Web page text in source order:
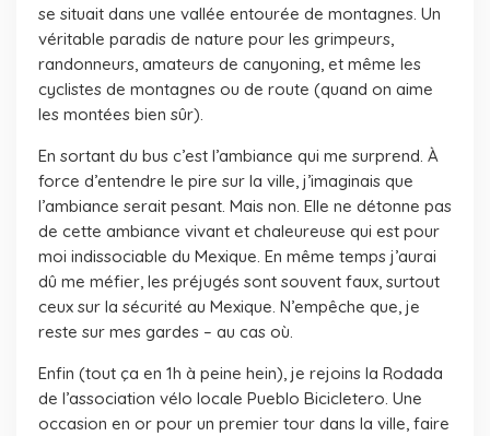
se situait dans une vallée entourée de montagnes. Un
véritable paradis de nature pour les grimpeurs,
randonneurs, amateurs de canyoning, et même les
cyclistes de montagnes ou de route (quand on aime
les montées bien sûr).
En sortant du bus c’est l’ambiance qui me surprend. À
force d’entendre le pire sur la ville, j’imaginais que
l’ambiance serait pesant. Mais non. Elle ne détonne pas
de cette ambiance vivant et chaleureuse qui est pour
moi indissociable du Mexique. En même temps j’aurai
dû me méfier, les préjugés sont souvent faux, surtout
ceux sur la sécurité au Mexique. N’empêche que, je
reste sur mes gardes – au cas où.
Enfin (tout ça en 1h à peine hein), je rejoins la Rodada
de l’association vélo locale Pueblo Bicicletero. Une
occasion en or pour un premier tour dans la ville, faire